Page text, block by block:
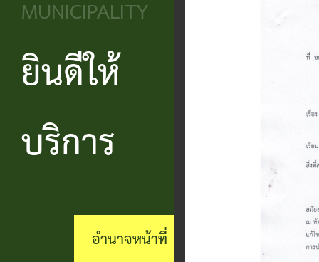
วิสัยทัศน์
และ
ยุทธศาสตร์
อำนาจ
หน้าที่
ประชาชน
แบบ
ฟอร์ม
ต่างๆ
แบบสอบถาม
บริหาร
โครงสร้าง
ส่วน
ราชการ
สำนัก
ข้อมูล
ข่าวสาร
สถานะ
ทางการ
ประชาชน
ร้อง
ร้อง
ทุกข์
กระดาน
สนทนา
MUNICIPALITY
ยินดีให้
บริการ
อำนาจหน้าที่